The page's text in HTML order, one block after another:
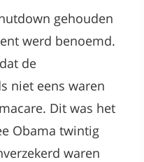
gehouden
werd benoemd.
de
niet eens waren
Dit was het
Obama twintig
waren